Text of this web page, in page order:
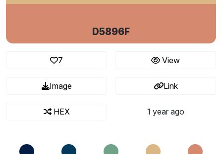
D5896F
7 View
Image Link
HEX 1 year ago